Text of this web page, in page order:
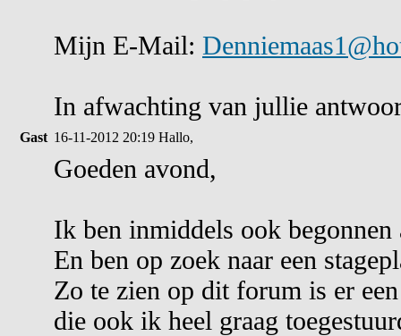
Mijn E-Mail:
In afwachting van jullie
Gast 16-11-2012 20:19 Hallo,
Goeden avond,
Ik ben inmiddels ook begonnen
En ben op zoek naar een
Zo te zien op dit forum is er
die ook ik heel graag